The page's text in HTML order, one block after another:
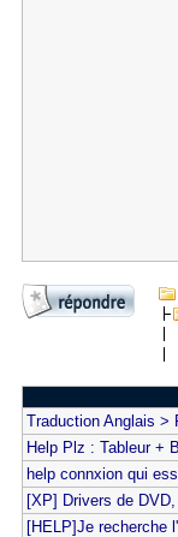
Traduction Anglais >
Help Plz : Tableur +
help connxion qui
[XP] Drivers de
[HELP]Je recherche